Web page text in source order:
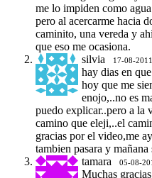
me lo impiden como
pero al acercarme hacia
caminito, una vereda y
que eso me ocasiona.
silvia
17-08-
hay dias en
hoy que me
enojo,..no es
puedo explicar..pero a la
camino que eleji,..el
gracias por el video,me
tambien pasara y
tamara
05-08-
Muchas